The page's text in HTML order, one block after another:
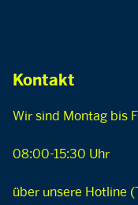
Kontakt
Wir sind Montag bis
08:00-15:30 Uhr
über unsere Hotline